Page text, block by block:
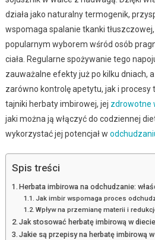
działa jako naturalny termogenik,
wspomaga spalanie tkanki
popularnym wyborem wśród osób
ciała. Regularne spożywanie tego
zauważalne efekty już po kilku dniach,
zarówno kontrolę apetytu, jak i procesy
tajniki herbaty imbirowej, jej zdrowotne
jaki można ją włączyć do codziennej
wykorzystać jej potencjał w
Spis treści
Herbata imbirowa na odchudzanie:
Jak imbir wspomaga proces
Wpływ na przemianę materii i
Jak stosować herbatę imbirową w
Jakie są przepisy na herbatę imbirową